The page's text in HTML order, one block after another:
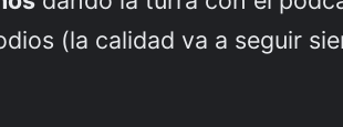
(la calidad va a seguir